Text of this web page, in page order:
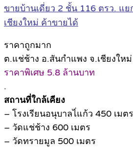
ขายบ้านเดี่ยว 2 ชั้น 116 ตรว. แ
เชียงใหม่ ค้าขายได้
ราคาถูกมาก
ต.แช่ช้าง อ.สันกำแพง จ.เชียงใหม่
ราคาพิเศษ 5.8 ล้านบาท
.
สถานที่ใกล้เคียง
– โรงเรียนอนุบาลไ่แก้ว 450 เมตร
– วัดแช่ช้าง 600 เมตร
– วัดทรายมูล 500 เมตร